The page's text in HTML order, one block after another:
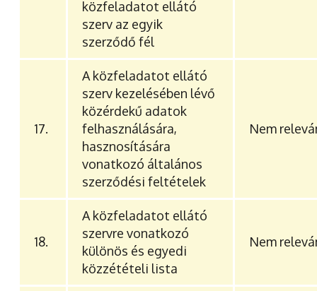
közfeladatot ellátó
szerv az egyik
szerződő fél
17.
A közfeladatot ellátó
szerv kezelésében lévő
közérdekű adatok
felhasználására,
hasznosítására
vonatkozó általános
szerződési feltételek
Nem
18.
A közfeladatot ellátó
szervre vonatkozó
különös és egyedi
közzétételi lista
Nem